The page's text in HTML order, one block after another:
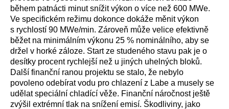
během patnácti minut snížit výkon o více než 600 MWe.
Ve specifickém režimu dokonce dokáže měnit výkon
s rychlostí 90 MWe/min. Zároveň může velice efektivně
běžet na minimálním výkonu 25 % nominálního, aby se
držel v horké záloze. Start ze studeného stavu pak je o
desítky procent rychlejší než u jiných uhelných bloků.
Další finanční ranou projektu se stalo, že nebylo
povoleno odebírat vodu pro chlazení z Labe a musely se
udělat speciální chladící věže. Finanční náročnost ještě
zvýšil extrémní tlak na snížení emisí. Škodliviny, jako